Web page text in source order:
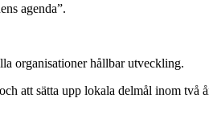
agenda”.
organisationer hållbar utveckling.
att sätta upp lokala delmål inom två